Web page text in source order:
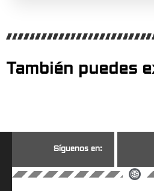
También puedes
Síguenos en: